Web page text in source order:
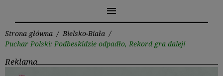
menu
Strona główna / Bielsko-Biała /
Puchar Polski: Podbeskidzie odpadło, Rekord gra dalej!
Reklama